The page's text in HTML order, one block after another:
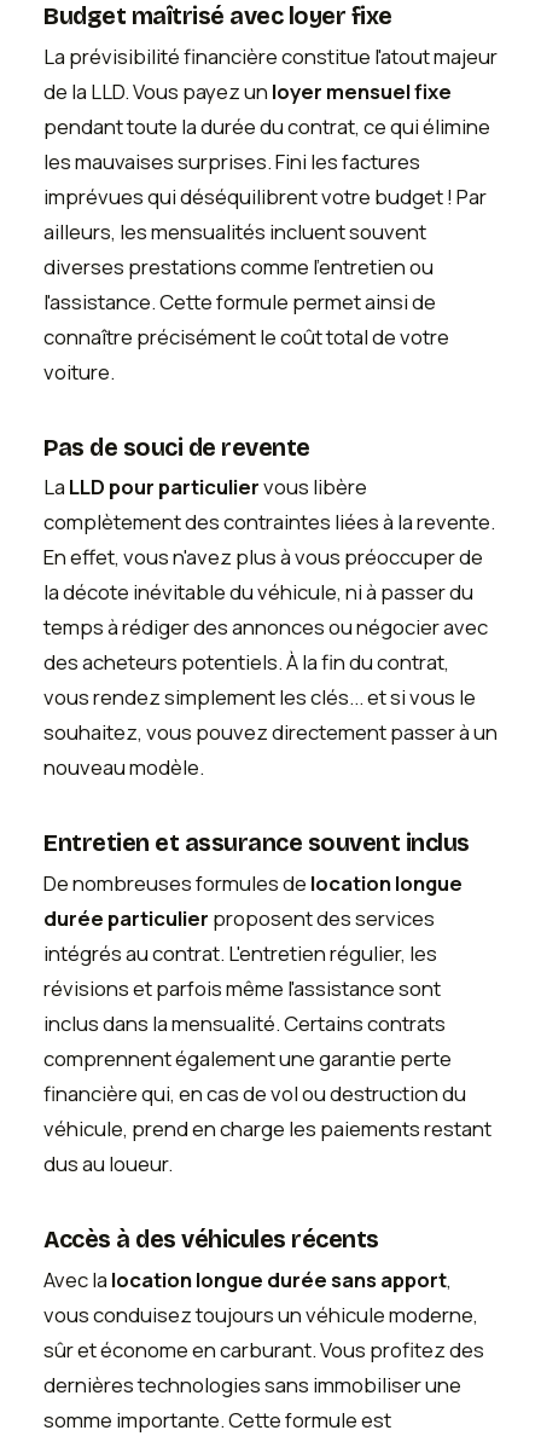
Budget maîtrisé avec loyer fixe
La prévisibilité financière constitue l'atout majeur
de la LLD. Vous payez un loyer mensuel fixe
pendant toute la durée du contrat, ce qui élimine
les mauvaises surprises. Fini les factures
imprévues qui déséquilibrent votre budget ! Par
ailleurs, les mensualités incluent souvent
diverses prestations comme l'entretien ou
l'assistance. Cette formule permet ainsi de
connaître précisément le coût total de votre
voiture.
Pas de souci de revente
La LLD pour particuliervous libère
complètement des contraintes liées à la revente.
En effet, vous n'avez plus à vous préoccuper de
la décote inévitable du véhicule, ni à passer du
temps à rédiger des annonces ou négocier avec
des acheteurs potentiels. À la fin du contrat,
vous rendez simplement les clés... et si vous le
souhaitez, vous pouvez directement passer à un
nouveau modèle.
Entretien et assurance souvent inclus
De nombreuses formules de location longue
durée particulier proposent des services
intégrés au contrat. L'entretien régulier, les
révisions et parfois même l'assistance sont
inclus dans la mensualité. Certains contrats
comprennent également une garantie perte
financière qui, en cas de vol ou destruction du
véhicule, prend en charge les paiements restant
dus au loueur.
Accès à des véhicules récents
Avec la location longue durée sans apport,
vous conduisez toujours un véhicule moderne,
sûr et économe en carburant. Vous profitez des
dernières technologies sans immobiliser une
somme importante. Cette formule est